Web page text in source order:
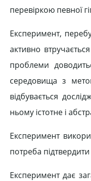
перевіркою певної
Експеримент,
активно
проблеми
середовища з
відбувається
ньому істотне і
Експеримент
потреба
Експеримент дає